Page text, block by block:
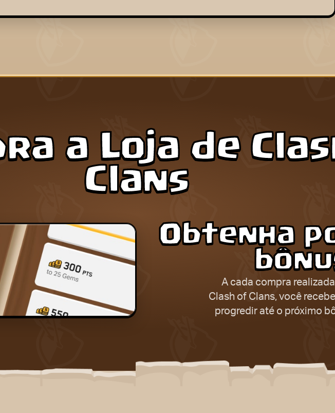
a Loja de
Clans
Obtenha
A cada compra
Clash of Clans, você
progredir até o próximo